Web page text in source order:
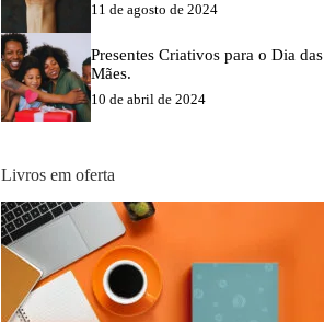
11 de agosto de 2024
Presentes Criativos para o Dia das
Mães.
10 de abril de 2024
Livros em oferta